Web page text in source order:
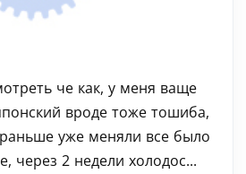
че как, у меня ваще
вроде тоже тошиба,
уже меняли все было
через 2 недели холодос...